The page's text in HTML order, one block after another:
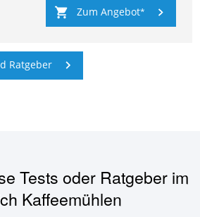
Zum Angebot
Ratgeber
Tests oder Ratgeber im
Kaffeemühlen